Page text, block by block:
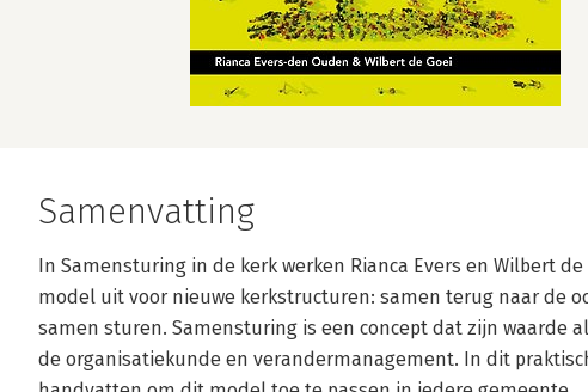
Samenvatting
In Samensturing in de kerk werken Rianca Evers en Wilbert
model uit voor nieuwe kerkstructuren: samen terug naar de
samen sturen. Samensturing is een concept dat zijn waarde
de organisatiekunde en verandermanagement. In dit